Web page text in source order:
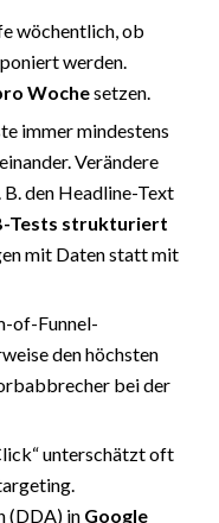
wöchentlich, ob
werden.
Wochesetzen.
immer mindestens
Verändere
den Headline-Text
Tests strukturiert
mit Daten statt mit
of-Funnel-
den höchsten
bei der
unterschätzt oft
(DDA) in Google